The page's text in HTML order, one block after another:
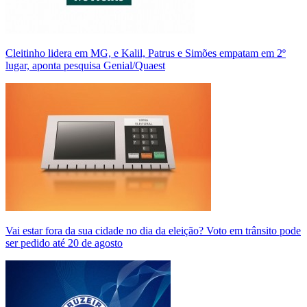
Cleitinho lidera em MG, e Kalil, Patrus e Simões empatam em 2º
lugar, aponta pesquisa Genial/Quaest
Vai estar fora da sua cidade no dia da eleição? Voto em trânsito pode
ser pedido até 20 de agosto